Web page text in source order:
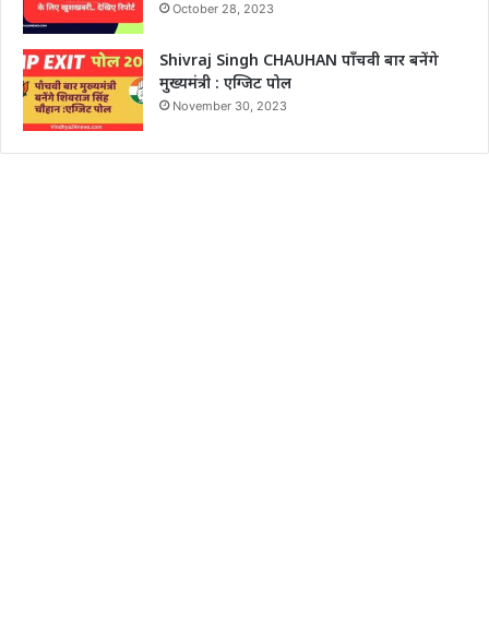
October 28, 2023
Shivraj Singh CHAUHAN पाँचवी बार बनेंगे
मुख्यमंत्री : एग्जिट पोल
November 30, 2023